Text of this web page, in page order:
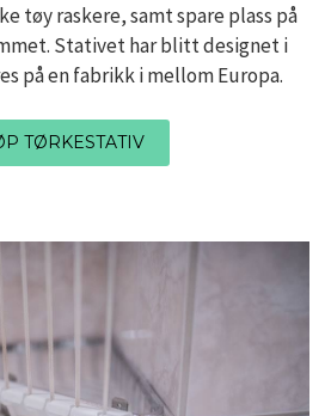
tøy raskere, samt spare plass på
Stativet har blitt designet i
på en fabrikk i mellom Europa.
TØRKESTATIV